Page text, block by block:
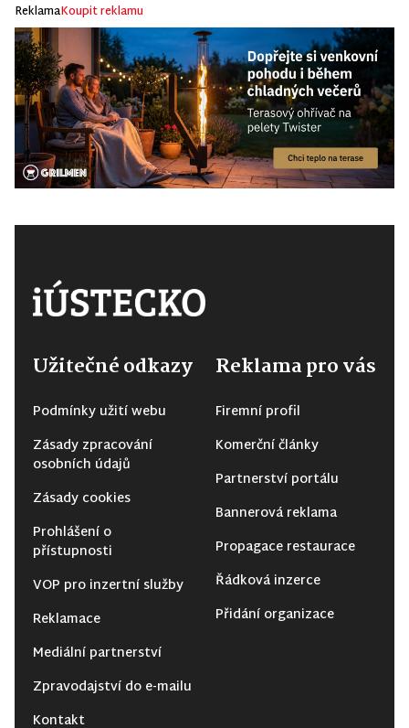
ReklamaKoupit reklamu
Užitečné odkazy
Podmínky užití webu
Zásady zpracování
osobních údajů
Zásady cookies
Prohlášení o
přístupnosti
VOP pro inzertní služby
Reklamace
Mediální partnerství
Zpravodajství do e-mailu
Kontakt
Reklama pro vás
Firemní profil
Komerční články
Partnerství portálu
Bannerová reklama
Propagace restaurace
Řádková inzerce
Přidání organizace